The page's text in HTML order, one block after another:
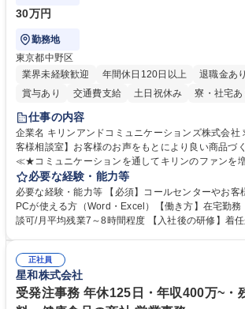
30万円
勤務地
東京都中野区
業界未経験歓迎
年間休日120日以上 退職金あり
賞与あり
交通費支給 土日祝休み 寮・社宅あ
仕事の内容
企業名 キリンアンドコミュニケーションズ株式会社 求人名 中野本社【お
客様相談室】お客様のお声をもとにより良い商品づくりへ貢献
≪★コミュニケーションを通してキリンのファンを
お客様のお声をより良い商品づくりに活かしていく
様相談室でのお仕事です。 日々お客様からいただくキリングループへのご
意見を、企業活動に活かしています。お客様からの
って対応、情報提供するとともにグループ内活動に
平均100件前後■メール・手紙：同上40件前後 募集職種 中野本社【お客様
相談室】お客様のお声をもとにより良い商品づくりへ
必要な経験・能力等
必要な経験・能力等 【必須】コールセンターやお客
PCが使える方（Word・Excel）【働き方】在宅勤務
談可/月平均残業7～8時間程度 【入社後の研修】着任から1か月は電話対応
すのでご安心ください。 【当社について】キリング
う会社として、お客様との出会いを大切にし、磨き
を込めてコミュニケーションをとりながら広報関連
す。 学歴・資格 学歴：大学院 大学 高専 短大 専修学校 高校 語学力： 資
正社員
星和株式会社
受発注事務 年休125日・年収400万~・